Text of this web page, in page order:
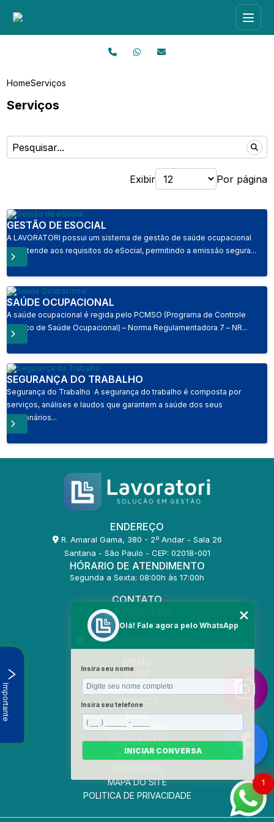
HomeServiços
Serviços
Exibir Por página
GESTÃO DE ESOCIAL
A LAVORATORI possui um sistema de gestão de saúde ocupacional
que atende aos requisitos do eSocial, permitindo a emissão segura...
SAÚDE OCUPACIONAL
A saúde ocupacional é regida pelo PCMSO (Programa de Controle
Médico de Saúde Ocupacional) – Norma Regulamentadora 7 – NR...
SEGURANÇA DO TRABALHO
Segurança do Trabalho A segurança do trabalho é composta por
serviços, análises e laudos que garantem a saúde dos seus
funcionários...
ENDEREÇO
R. Amaral Gama, 380 - 2º Andar - Sala 26
Santana - São Paulo - CEP: 02018-001
HÓRARIO DE ATENDIMENTO
Segunda a Sexta: 08:00h às 17:00h
CONTATO
(11) 2255-6336
(11) 2255-7021
comercial@lavoratori.com.br
HOME
QUEM SOMOS
SERVIÇOS
BLOG
AGENDAMENTO
ORÇAMENTO
CONTATO
MAPA DO SITE
POLITICA DE PRIVACIDADE
Importante
1
Olá! Fale agora pelo WhatsApp
Insira seu nome
Insira seu telefone
INICIAR CONVERSA